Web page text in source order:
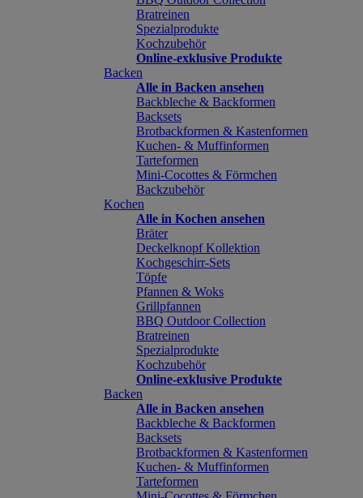
Bratreinen
Spezialprodukte
Kochzubehör
Online-exklusive Produkte
Backen
Alle in Backen ansehen
Backbleche & Backformen
Backsets
Brotbackformen & Kastenformen
Kuchen- & Muffinformen
Tarteformen
Mini-Cocottes & Förmchen
Backzubehör
Kochen
Alle in Kochen ansehen
Bräter
Deckelknopf Kollektion
Kochgeschirr-Sets
Töpfe
Pfannen & Woks
Grillpfannen
BBQ Outdoor Collection
Bratreinen
Spezialprodukte
Kochzubehör
Online-exklusive Produkte
Backen
Alle in Backen ansehen
Backbleche & Backformen
Backsets
Brotbackformen & Kastenformen
Kuchen- & Muffinformen
Tarteformen